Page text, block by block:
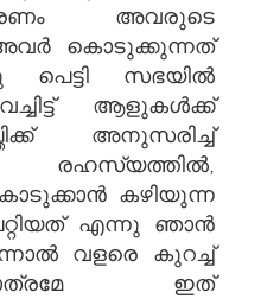
അവരുടെ
കൊടുക്കുന്നത്
പെട്ടി സഭയിൽ
ആളുകൾക്ക്
അനുസരിച്ച്
കഴിയുന്ന
എന്നു ഞാൻ
വളരെ കുറച്ച്
ഇത്